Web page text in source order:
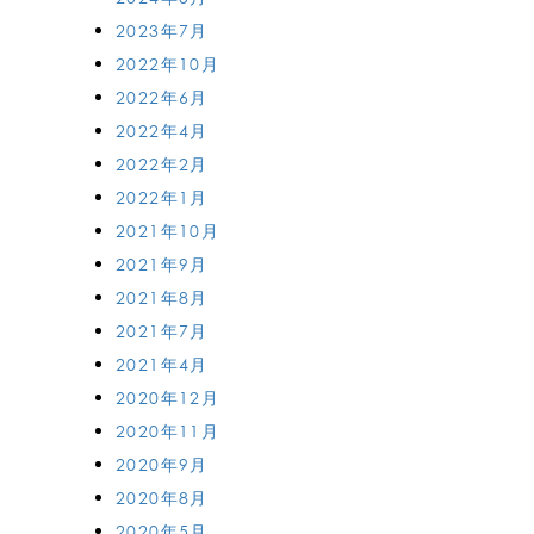
2023年7月
2022年10月
2022年6月
2022年4月
2022年2月
2022年1月
2021年10月
2021年9月
2021年8月
2021年7月
2021年4月
2020年12月
2020年11月
2020年9月
2020年8月